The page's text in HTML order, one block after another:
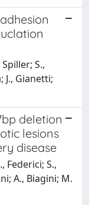
S.,
J., Gianetti;
deletion
lesions
disease
Federici; S.,
A., Biagini; M.